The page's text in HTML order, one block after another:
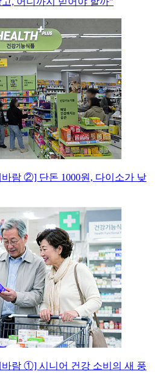
람 ②] 단돈 1000원, 다이소가 낮
바람 ①] 시니어 건강 소비의 새 풍